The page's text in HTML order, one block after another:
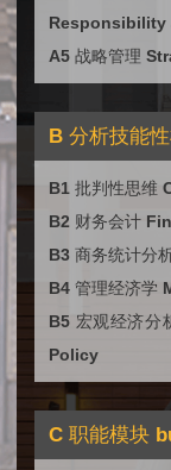
Responsibility
A5 战略管理
B 分析技能
B1 批判性思维
B2 财务会计
B3 商务统计
B4 管理经济学
B5 宏观经济
Policy
C 职能模块